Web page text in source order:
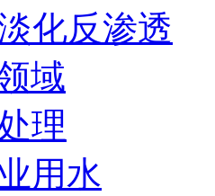
化反渗透
域
理
用水